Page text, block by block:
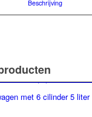
met 6 cilinder 5